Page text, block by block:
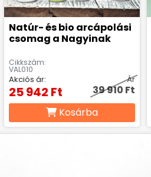
Natúr- és bio arcápolási
csomag a Nagyinak
Cikkszám:
VAL010
Akciós ár:
25 942 Ft
Ár
39 910 Ft
Kosárba